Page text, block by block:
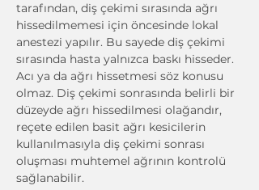
tarafından, diş çekimi sırasında ağrı
hissedilmemesi için öncesinde lokal
anestezi yapılır. Bu sayede diş çekimi
sırasında hasta yalnızca baskı hisseder.
Acı ya da ağrı hissetmesi söz konusu
olmaz. Diş çekimi sonrasında belirli bir
düzeyde ağrı hissedilmesi olağandır,
reçete edilen basit ağrı kesicilerin
kullanılmasıyla diş çekimi sonrası
oluşması muhtemel ağrının kontrolü
sağlanabilir.